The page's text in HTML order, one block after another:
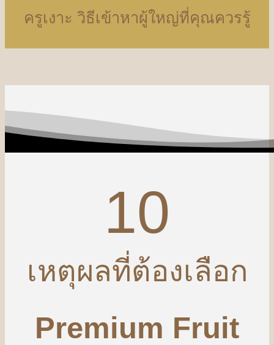
ครูเงาะ วิธีเข้าหาผู้ใหญ่ที่คุณควรรู้
10
เหตุผลที่ต้องเลือก
Premium Fruit